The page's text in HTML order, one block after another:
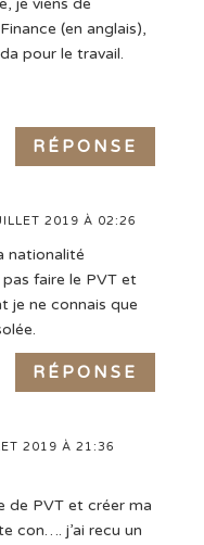
je viens de
(en anglais),
pour le travail.
RÉPONSE
2019 À 02:26
nationalité
faire le PVT et
je ne connais que
RÉPONSE
2019 À 21:36
de PVT et créer ma
con…. j’ai recu un